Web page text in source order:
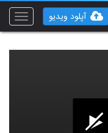
Toggle
آپلود ویدیو